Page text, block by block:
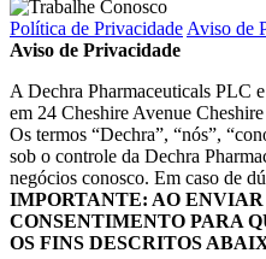
Política de Privacidade Aviso de
Aviso de Privacidade
A Dechra Pharmaceuticals PLC
em 24 Cheshire Avenue
Os termos “Dechra”, “nós”,
sob o controle da Dechra
negócios conosco. Em caso de
IMPORTANTE: AO ENVIAR
CONSENTIMENTO PARA
OS FINS DESCRITOS